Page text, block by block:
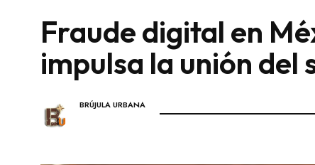
Fraude digital en
impulsa la unión del
BRÚJULA URBANA